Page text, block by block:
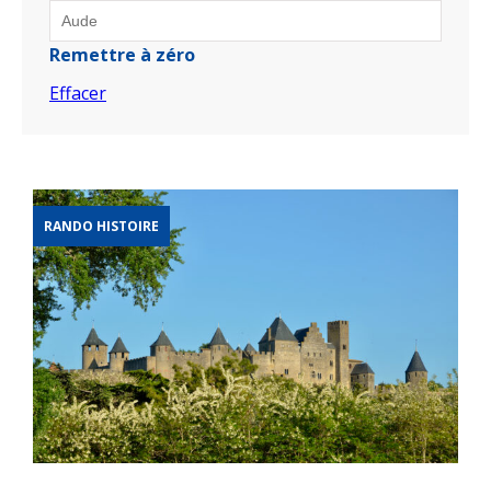
Remettre à zéro
Effacer
RANDO HISTOIRE